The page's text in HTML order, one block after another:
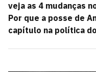
veja as 4 mudanças
Por que a posse de
capítulo na política